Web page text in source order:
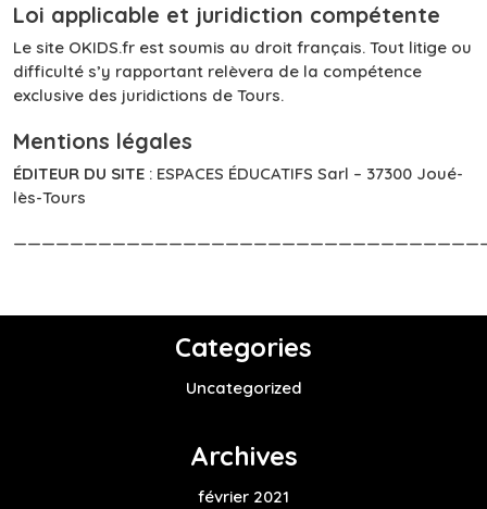
Loi applicable et juridiction compétente
Le site OKIDS.fr est soumis au droit français. Tout litige ou
difficulté s’y rapportant relèvera de la compétence
exclusive des juridictions de Tours.
Mentions légales
ÉDITEUR DU SITE : ESPACES ÉDUCATIFS Sarl – 37300 Joué-
lès-Tours
Categories
Uncategorized
Archives
février 2021